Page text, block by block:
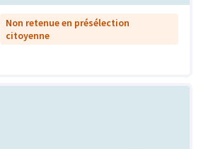
Non retenue en présélection
citoyenne